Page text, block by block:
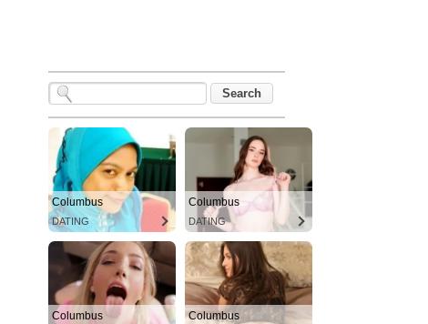
Columbus
DATING
Columbus
DATING
Columbus Columbus